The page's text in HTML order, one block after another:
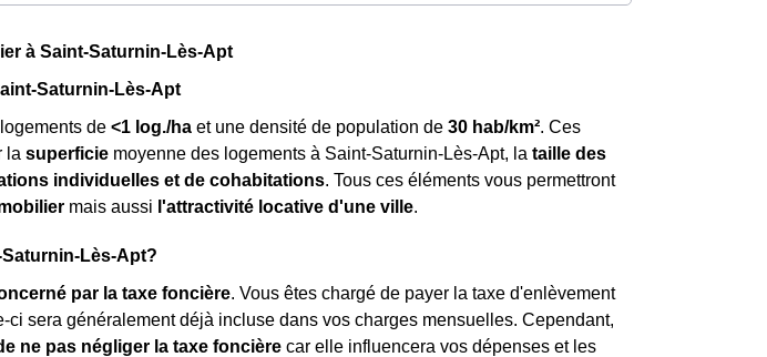
à Saint-Saturnin-Lès-Apt
Saturnin-Lès-Apt
de <1 log./ha et une densité de population de 30 hab/km². Ces
la superficie moyenne des logements à Saint-Saturnin-Lès-Apt, la taille des
individuelles et de cohabitations. Tous ces éléments vous permettront
mais aussi l'attractivité locative d'une ville.
Lès-Apt?
par la taxe foncière. Vous êtes chargé de payer la taxe d'enlèvement
sera généralement déjà incluse dans vos charges mensuelles. Cependant,
ne pas négliger la taxe foncière car elle influencera vos dépenses et les